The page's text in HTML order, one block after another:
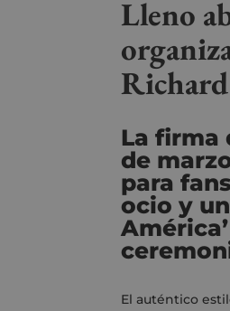
Lleno
La firma
de
para
ocio y
El auténtico